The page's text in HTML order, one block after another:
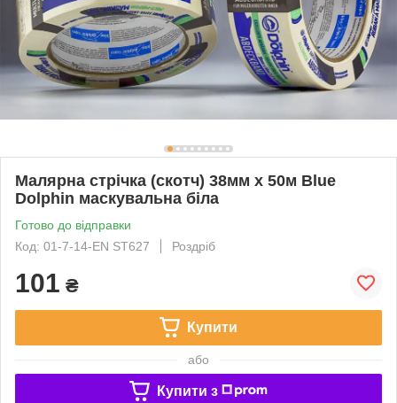
Малярна стрічка (скотч) 38мм х 50м Blue
Dolphin маскувальна біла
Готово до відправки
Код: 01-7-14-EN ST627
Роздріб
101 ₴
Купити
або
Купити з